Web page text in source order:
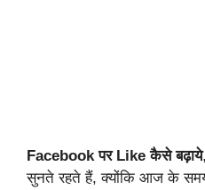
Facebook पर Like कैसे बढ़ाये
सुनते रहते हैं, क्योंकि आज के समय